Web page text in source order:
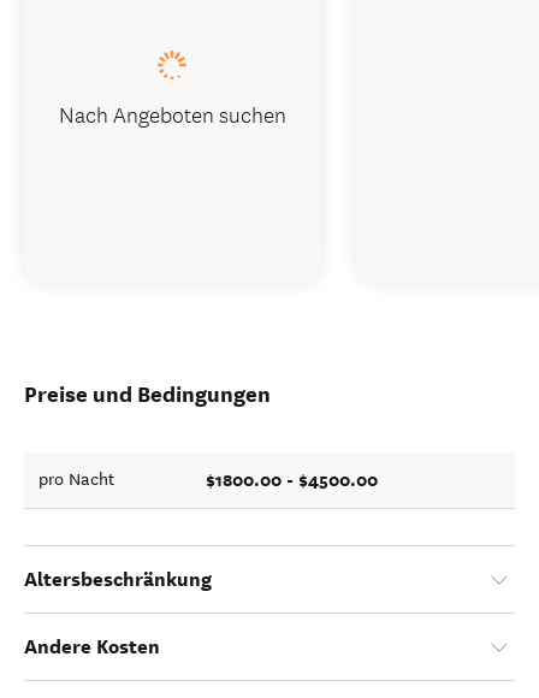
Preise und Bedingungen
pro Nacht $1800.00 - $4500.00
Altersbeschränkung
Andere Kosten
Nach Angeboten suchen